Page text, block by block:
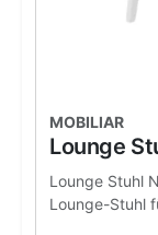
MOBILIAR
Lounge
Lounge Stuhl
Lounge-Stuhl